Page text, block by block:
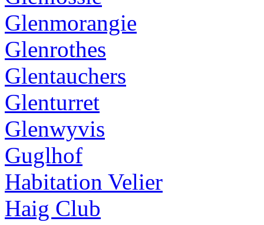
Glenmorangie
Glenrothes
Glentauchers
Glenturret
Glenwyvis
Guglhof
Habitation Velier
Haig Club